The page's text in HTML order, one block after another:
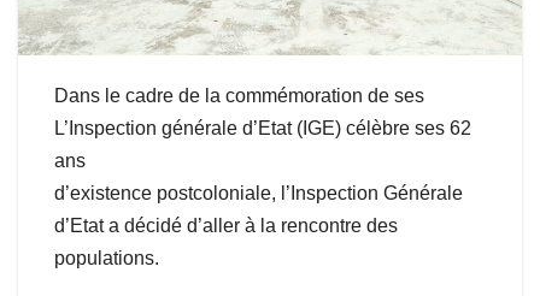
Dans le cadre de la commémoration de ses
L’Inspection générale d’Etat (IGE) célèbre ses 62
ans
d’existence postcoloniale, l’Inspection Générale
d’Etat a décidé d’aller à la rencontre des
populations.